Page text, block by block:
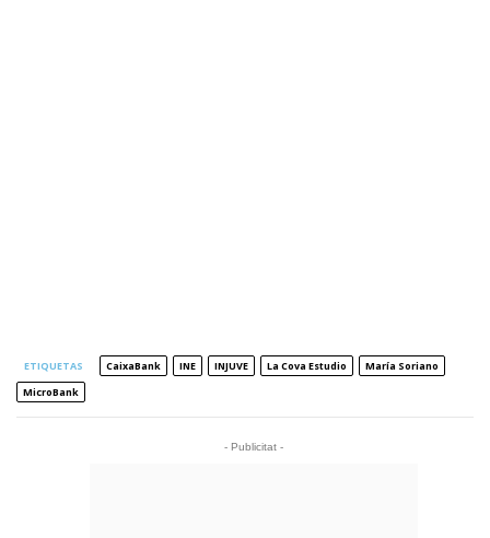
ETIQUETAS CaixaBank INE INJUVE La Cova Estudio
María Soriano
MicroBank
- Publicitat -